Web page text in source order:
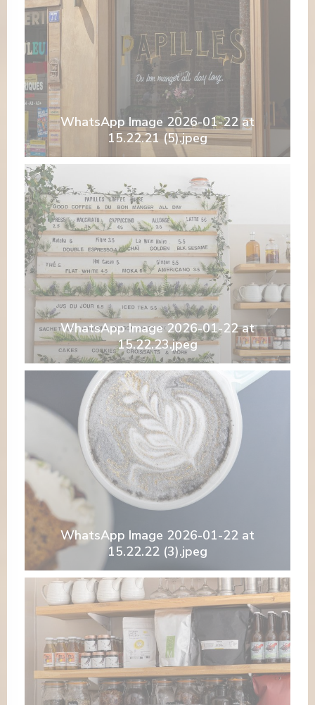
WhatsApp Image 2026-01-22 at
15.22.21 (5).jpeg
WhatsApp Image 2026-01-22 at
15.22.23.jpeg
WhatsApp Image 2026-01-22 at
15.22.22 (3).jpeg